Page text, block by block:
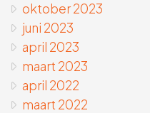
oktober 2023
juni 2023
april 2023
maart 2023
april 2022
maart 2022